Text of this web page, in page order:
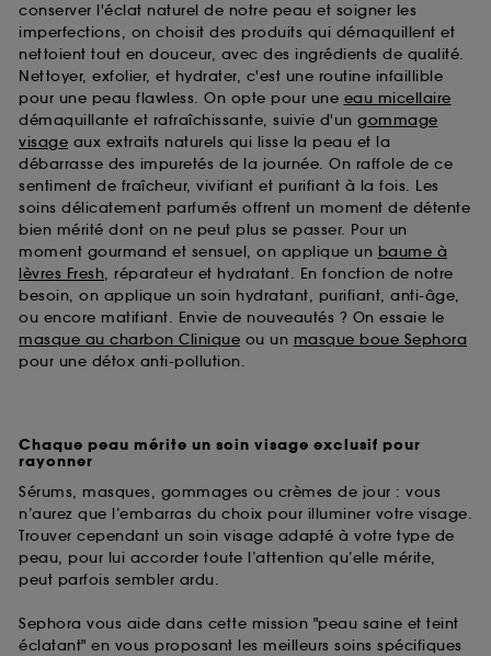
conserver l'éclat naturel de notre peau et soigner les
imperfections, on choisit des produits qui démaquillent et
nettoient tout en douceur, avec des ingrédients de qualité.
Nettoyer, exfolier, et hydrater, c'est une routine infaillible
pour une peau flawless. On opte pour une eau micellaire
démaquillante et rafraîchissante, suivie d'un gommage
visage aux extraits naturels qui lisse la peau et la
débarrasse des impuretés de la journée. On raffole de ce
sentiment de fraîcheur, vivifiant et purifiant à la fois. Les
soins délicatement parfumés offrent un moment de détente
bien mérité dont on ne peut plus se passer. Pour un
moment gourmand et sensuel, on applique un baume à
lèvres Fresh, réparateur et hydratant. En fonction de notre
besoin, on applique un soin hydratant, purifiant, anti-âge,
ou encore matifiant. Envie de nouveautés ? On essaie le
masque au charbon Clinique ou un masque boue Sephora
pour une détox anti-pollution.
Chaque peau mérite un soin visage exclusif pour
rayonner
Sérums, masques, gommages ou crèmes de jour : vous
n’aurez que l’embarras du choix pour illuminer votre visage.
Trouver cependant un soin visage adapté à votre type de
peau, pour lui accorder toute l’attention qu’elle mérite,
peut parfois sembler ardu.
Sephora vous aide dans cette mission "peau saine et teint
éclatant" en vous proposant les meilleurs soins spécifiques